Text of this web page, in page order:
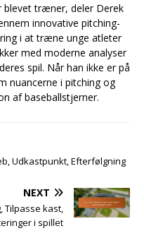
blevet træner, deler Derek
innovative pitching-
i at træne unge atleter
med moderne analyser
spil. Når han ikke er på
nuancerne i pitching og
af baseballstjerner.
Udkastpunkt, Efterfølgning
NEXT
Tilpasse kast,
i spillet